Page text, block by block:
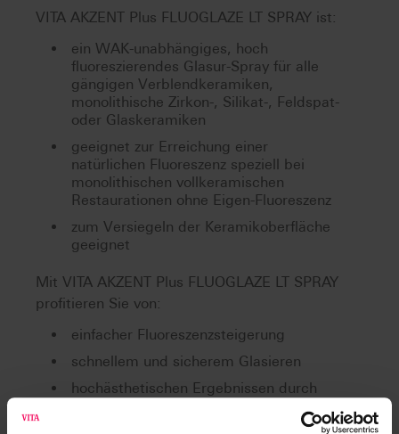
VITA AKZENT Plus FLUOGLAZE LT SPRAY ist:
ein WAK-unabhängiges, hoch
fluoreszierendes Glasur-Spray für alle
gängigen Verblendkeramiken,
monolithische Zirkon-, Silikat-, Feldspat-
oder Glaskeramiken
geeignet zur Erreichung einer
natürlichen Fluoreszenz speziell bei
monolithischen vollkeramischen
Restaurationen ohne Eigen-Fluoreszenz
zum Versiegeln der Keramikoberfläche
geeignet
Mit VITA AKZENT Plus FLUOGLAZE LT SPRAY
profitieren Sie von:
einfacher Fluoreszenzsteigerung
schnellem und sicherem Glasieren
hochästhetischen Ergebnissen durch